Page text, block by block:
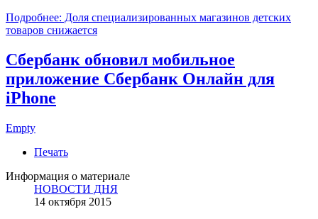
Подробнее: Доля специализированных магазинов детских
товаров снижается
Сбербанк обновил мобильное
приложение Сбербанк Онлайн для
iPhone
Empty
Печать
Информация о материале
НОВОСТИ ДНЯ
14 октября 2015